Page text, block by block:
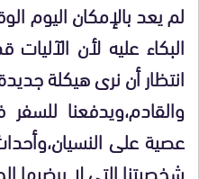
لم يعد بالإمكان اليوم
البكاء عليه لأن
انتظار أن نرى هيكلة
والقادم،ويدفعنا
عصية على
شخصيتنا التي لا يرضيها